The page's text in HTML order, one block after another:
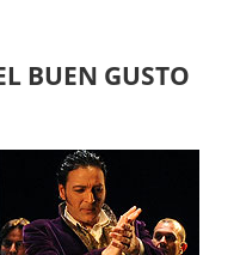
BUEN GUSTO